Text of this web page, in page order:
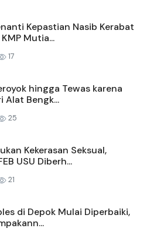
Kepastian Nasib Kerabat
Mutia...
17
hingga Tewas karena
Alat Bengk...
25
Kekerasan Seksual,
USU Diberh...
21
di Depok Mulai Diperbaiki,